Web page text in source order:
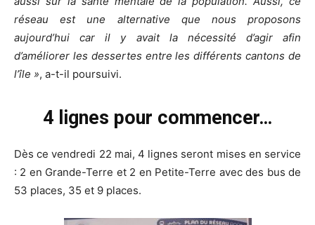
réseau est une alternative que nous proposons
aujourd’hui car il y avait la nécessité d’agir afin
d’améliorer les dessertes entre les différents cantons de
l’île », a-t-il poursuivi.
4 lignes pour commencer…
Dès ce vendredi 22 mai, 4 lignes seront mises en service
: 2 en Grande-Terre et 2 en Petite-Terre avec des bus de
53 places, 35 et 9 places.